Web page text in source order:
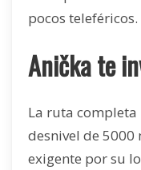
pocos teleféricos.
Anička te
La ruta completa
desnivel de 5000
exigente por su